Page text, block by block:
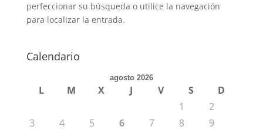
perfeccionar su búsqueda o utilice la navegación
para localizar la entrada.
Calendario
agosto 2026
L M X J V S
D
1
2
3
4 5 6 7 8
9